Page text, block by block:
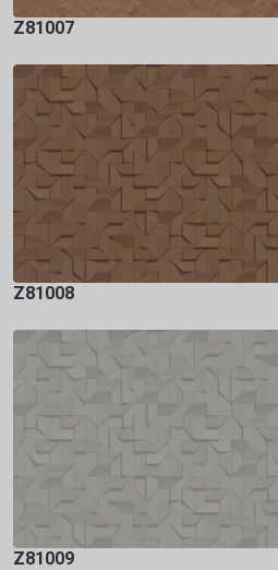
Z81007
Z81008
Z81009